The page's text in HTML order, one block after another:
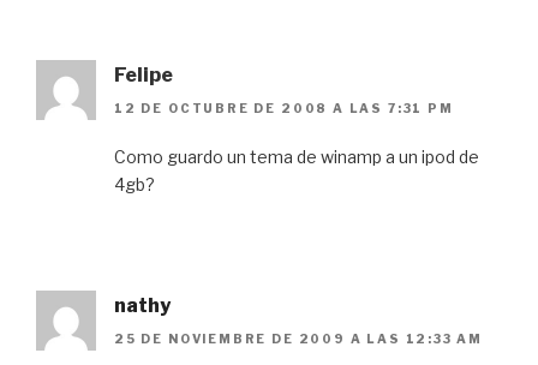
Felipe
12 DE OCTUBRE DE 2008 A LAS 7:31 PM
Como guardo un tema de winamp a un ipod de
4gb?
nathy
25 DE NOVIEMBRE DE 2009 A LAS 12:33 AM